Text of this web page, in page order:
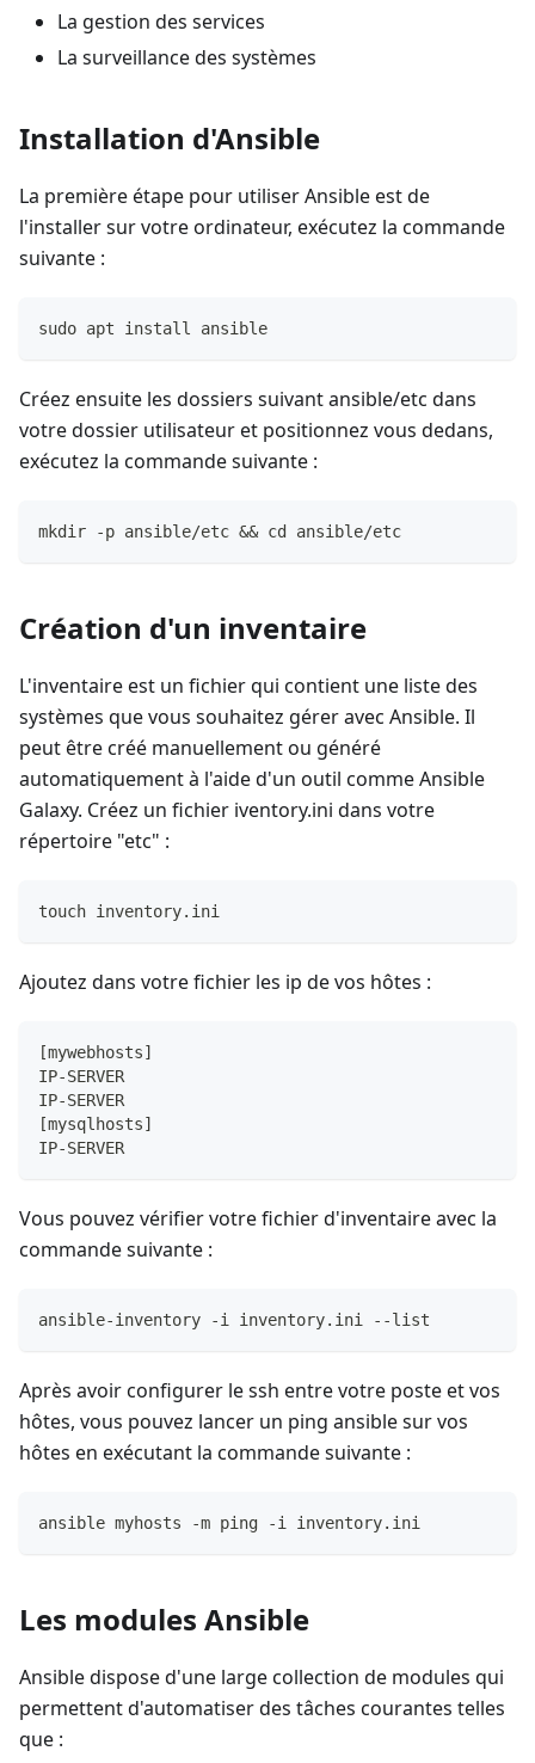
La gestion des services
La surveillance des systèmes
Installation d'Ansible
La première étape pour utiliser Ansible est de
l'installer sur votre ordinateur, exécutez la commande
suivante :
sudo apt install ansible
Créez ensuite les dossiers suivant ansible/etc dans
votre dossier utilisateur et positionnez vous dedans,
exécutez la commande suivante :
mkdir -p ansible/etc && cd ansible/etc
Création d'un inventaire
L'inventaire est un fichier qui contient une liste des
systèmes que vous souhaitez gérer avec Ansible. Il
peut être créé manuellement ou généré
automatiquement à l'aide d'un outil comme Ansible
Galaxy. Créez un fichier iventory.ini dans votre
répertoire "etc" :
touch inventory.ini
Ajoutez dans votre fichier les ip de vos hôtes :
[mywebhosts]
IP-SERVER
IP-SERVER
[mysqlhosts]
IP-SERVER
Vous pouvez vérifier votre fichier d'inventaire avec la
commande suivante :
ansible-inventory -i inventory.ini --list
Après avoir configurer le ssh entre votre poste et vos
hôtes, vous pouvez lancer un ping ansible sur vos
hôtes en exécutant la commande suivante :
ansible myhosts -m ping -i inventory.ini
Les modules Ansible
Ansible dispose d'une large collection de modules qui
permettent d'automatiser des tâches courantes telles
que :